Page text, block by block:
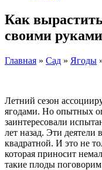
Как
своими руками
Главная » Сад » Ягоды
Летний сезон
ягодами. Но опытных
заинтересовали
лет назад. Эти
квадратной. И это не
которая приносит
такие плоды поговорим